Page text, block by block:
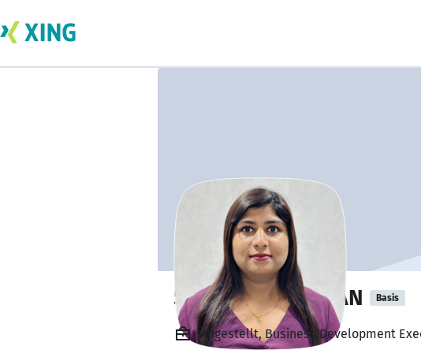
SHERIN SEBASTIAN Basis
Angestellt, Business Development